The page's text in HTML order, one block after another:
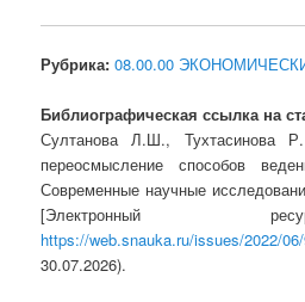
Рубрика: 08.00.00
Библиографическая ссылка на
Султанова Л.Ш., Тухтасинова Р.
переосмысление способов
Современные научные
[Электронный
https://web.snauka.ru/issues/2022/
30.07.2026).